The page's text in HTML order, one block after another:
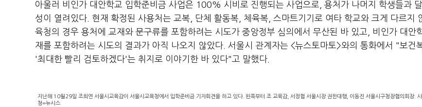
아울러 비인가 대안학교 입학준비금 사업은 100% 시비로 진행되는 사업으로, 용처가 나머지 학생들과
성이 열려있다. 현재 확정된 사용처는 교복, 단체 활동복, 체육복, 스마트기기로 여타 학교와 크게 다르지
육청의 경우 용처에 교재와 문구류를 포함하려는 시도가 중앙정부 심의에서 무산된 바 있고, 비인가 대안
재를 포함하려는 시도의 결과가 아직 나오지 않았다. 서울시 관계자는 <뉴스토마토>와의 통화에서 "보건
'최대한 빨리 검토하겠다'는 취지로 이야기한 바 있다"고 말했다.
지난해 10월29일 조희연 서울시교육감이 서울시교육청에서 입학준비금 기자회견을 하고 있다. 왼쪽부터 조 교육감, 서정협 서울시장 권한대행, 이동진 서울시구청장협의회장.
청=뉴시스